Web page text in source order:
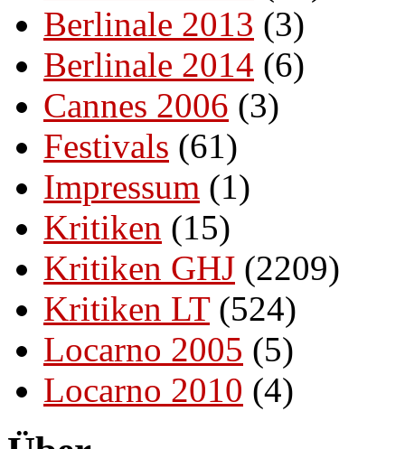
Berlinale 2013 (3)
Berlinale 2014 (6)
Cannes 2006 (3)
Festivals (61)
Impressum (1)
Kritiken (15)
Kritiken GHJ (2209)
Kritiken LT(524)
Locarno 2005 (5)
Locarno 2010 (4)